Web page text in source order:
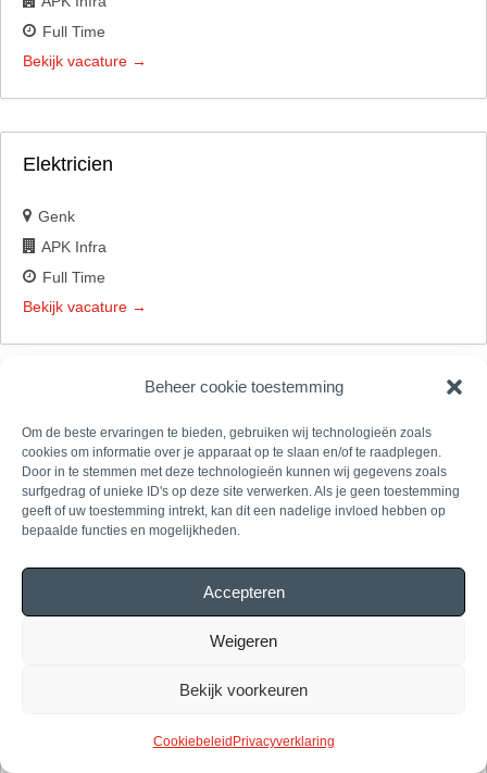
Beheer cookie toestemming
Om de beste ervaringen te bieden, gebruiken wij technologieën zoals
cookies om informatie over je apparaat op te slaan en/of te raadplegen.
Door in te stemmen met deze technologieën kunnen wij gegevens zoals
surfgedrag of unieke ID's op deze site verwerken. Als je geen toestemming
geeft of uw toestemming intrekt, kan dit een nadelige invloed hebben op
bepaalde functies en mogelijkheden.
Accepteren
Weigeren
Bekijk voorkeuren
Cookiebeleid Privacyverklaring
Full Time
Bekijk vacature
Elektricien
Genk
APK Infra
Full Time
Bekijk vacature
Pelt
APK Infra
Full Time
Technisch Aansluiter Elektriciteit & Gas